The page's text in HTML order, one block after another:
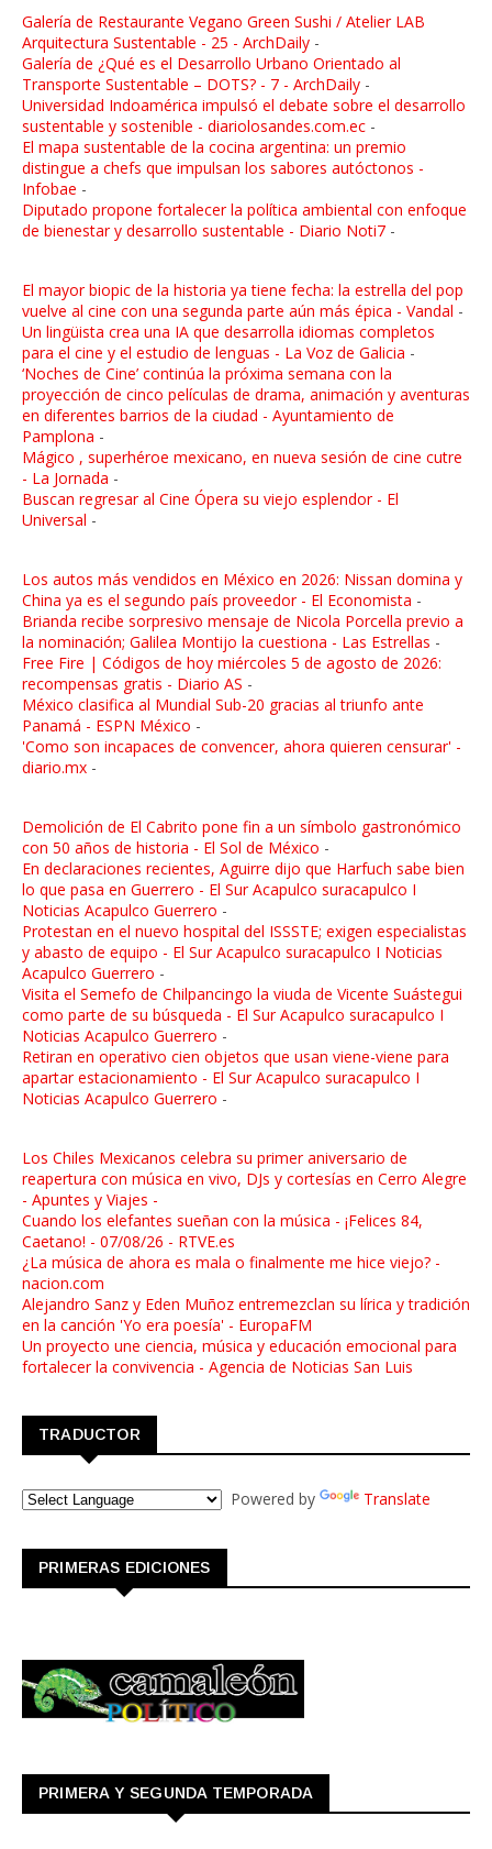
Galería de Restaurante Vegano Green Sushi / Atelier LAB
Arquitectura Sustentable - 25 - ArchDaily -
Galería de ¿Qué es el Desarrollo Urbano Orientado al
Transporte Sustentable – DOTS? - 7 - ArchDaily -
Universidad Indoamérica impulsó el debate sobre el desarrollo
sustentable y sostenible - diariolosandes.com.ec -
El mapa sustentable de la cocina argentina: un premio
distingue a chefs que impulsan los sabores autóctonos -
Infobae -
Diputado propone fortalecer la política ambiental con enfoque
de bienestar y desarrollo sustentable - Diario Noti7 -
El mayor biopic de la historia ya tiene fecha: la estrella del pop
vuelve al cine con una segunda parte aún más épica - Vandal -
Un lingüista crea una IA que desarrolla idiomas completos
para el cine y el estudio de lenguas - La Voz de Galicia -
‘Noches de Cine’ continúa la próxima semana con la
proyección de cinco películas de drama, animación y aventuras
en diferentes barrios de la ciudad - Ayuntamiento de
Pamplona -
Mágico , superhéroe mexicano, en nueva sesión de cine cutre
- La Jornada -
Buscan regresar al Cine Ópera su viejo esplendor - El
Universal -
Los autos más vendidos en México en 2026: Nissan domina y
China ya es el segundo país proveedor - El Economista -
Brianda recibe sorpresivo mensaje de Nicola Porcella previo a
la nominación; Galilea Montijo la cuestiona - Las Estrellas -
Free Fire | Códigos de hoy miércoles 5 de agosto de 2026:
recompensas gratis - Diario AS -
México clasifica al Mundial Sub-20 gracias al triunfo ante
Panamá - ESPN México -
'Como son incapaces de convencer, ahora quieren censurar' -
diario.mx -
Demolición de El Cabrito pone fin a un símbolo gastronómico
con 50 años de historia - El Sol de México -
En declaraciones recientes, Aguirre dijo que Harfuch sabe bien
lo que pasa en Guerrero - El Sur Acapulco suracapulco I
Noticias Acapulco Guerrero -
Protestan en el nuevo hospital del ISSSTE; exigen especialistas
y abasto de equipo - El Sur Acapulco suracapulco I Noticias
Acapulco Guerrero -
Visita el Semefo de Chilpancingo la viuda de Vicente Suástegui
como parte de su búsqueda - El Sur Acapulco suracapulco I
Noticias Acapulco Guerrero -
Retiran en operativo cien objetos que usan viene-viene para
apartar estacionamiento - El Sur Acapulco suracapulco I
Noticias Acapulco Guerrero -
Los Chiles Mexicanos celebra su primer aniversario de
reapertura con música en vivo, DJs y cortesías en Cerro Alegre
- Apuntes y Viajes -
Cuando los elefantes sueñan con la música - ¡Felices 84,
Caetano! - 07/08/26 - RTVE.es
¿La música de ahora es mala o finalmente me hice viejo? -
nacion.com
Alejandro Sanz y Eden Muñoz entremezclan su lírica y tradición
en la canción 'Yo era poesía' - EuropaFM
Un proyecto une ciencia, música y educación emocional para
fortalecer la convivencia - Agencia de Noticias San Luis
TRADUCTOR
Powered by Translate
PRIMERAS EDICIONES
PRIMERA Y SEGUNDA TEMPORADA